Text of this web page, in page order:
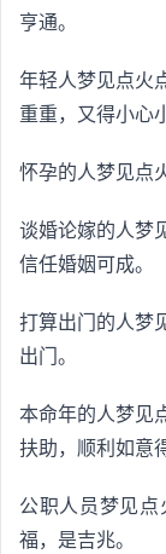
亨通。
年轻人梦见点火
重重，又得小心
怀孕的人梦见点
谈婚论嫁的人梦
信任婚姻可成。
打算出门的人梦
出门。
本命年的人梦见
扶助，顺利如意
公职人员梦见
福，是吉兆。